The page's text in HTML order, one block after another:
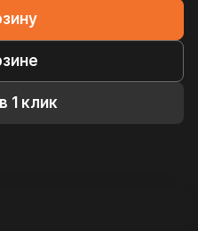
1 клик